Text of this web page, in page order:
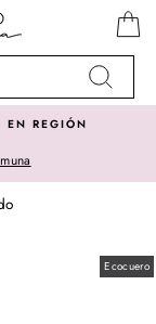
Buscar
REGIÓN
Ecocuero